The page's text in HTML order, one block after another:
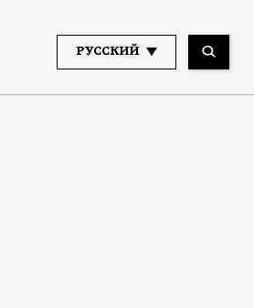
РУССКИЙ